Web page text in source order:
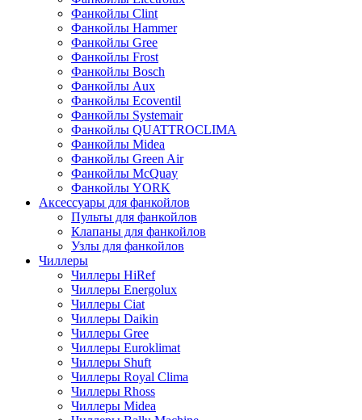
Фанкойлы Clint
Фанкойлы Hammer
Фанкойлы Gree
Фанкойлы Frost
Фанкойлы Bosch
Фанкойлы Aux
Фанкойлы Ecoventil
Фанкойлы Systemair
Фанкойлы QUATTROCLIMA
Фанкойлы Midea
Фанкойлы Green Air
Фанкойлы McQuay
Фанкойлы YORK
Аксессуары для фанкойлов
Пульты для фанкойлов
Клапаны для фанкойлов
Узлы для фанкойлов
Чиллеры
Чиллеры HiRef
Чиллеры Energolux
Чиллеры Ciat
Чиллеры Daikin
Чиллеры Gree
Чиллеры Euroklimat
Чиллеры Shuft
Чиллеры Royal Clima
Чиллеры Rhoss
Чиллеры Midea